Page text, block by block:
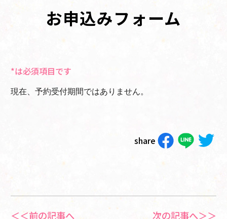
お申込みフォーム
*は必須項目です
現在、予約受付期間ではありません。
share
＜＜前の記事へ 次の記事へ＞＞